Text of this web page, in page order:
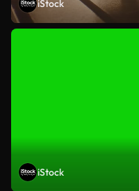
iStock
iStock